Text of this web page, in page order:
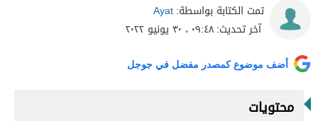
تمت الكتابة بواسطة:Ayat
آخر تحديث:٠٩:٤٨ ، ٣٠ يونيو ٢٠٢٢
أضف موضوع كمصدر مفضل في جوجل
محتويات